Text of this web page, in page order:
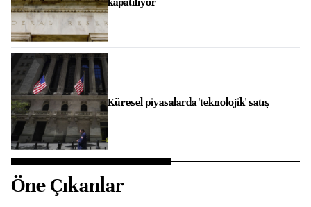
Küresel piyasalarda 'teknolojik' satış
Öne Çıkanlar